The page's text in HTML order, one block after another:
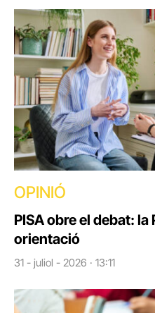
OPINIÓ
PISA obre el debat:
orientació
31 - juliol - 2026 · 13:11